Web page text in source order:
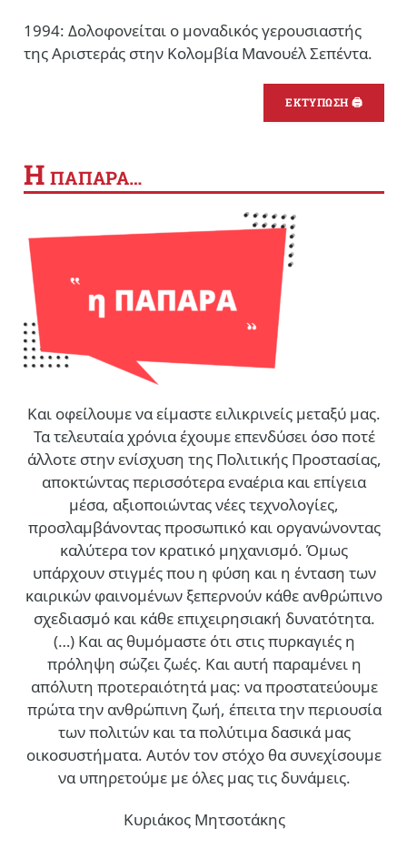
1994: Δολοφονείται ο μοναδικός γερουσιαστής
της Αριστεράς στην Κολομβία Μανουέλ Σεπέντα.
ΕΚΤΥΠΩΣΗ 🖨
Η ΠΑΠΑΡΑ…
Και οφείλουμε να είμαστε ειλικρινείς μεταξύ μας.
Τα τελευταία χρόνια έχουμε επενδύσει όσο ποτέ
άλλοτε στην ενίσχυση της Πολιτικής Προστασίας,
αποκτώντας περισσότερα εναέρια και επίγεια
μέσα, αξιοποιώντας νέες τεχνολογίες,
προσλαμβάνοντας προσωπικό και οργανώνοντας
καλύτερα τον κρατικό μηχανισμό. Όμως
υπάρχουν στιγμές που η φύση και η ένταση των
καιρικών φαινομένων ξεπερνούν κάθε ανθρώπινο
σχεδιασμό και κάθε επιχειρησιακή δυνατότητα.
(…) Και ας θυμόμαστε ότι στις πυρκαγιές η
πρόληψη σώζει ζωές. Και αυτή παραμένει η
απόλυτη προτεραιότητά μας: να προστατεύουμε
πρώτα την ανθρώπινη ζωή, έπειτα την περιουσία
των πολιτών και τα πολύτιμα δασικά μας
οικοσυστήματα. Αυτόν τον στόχο θα συνεχίσουμε
να υπηρετούμε με όλες μας τις δυνάμεις.
Κυριάκος Μητσοτάκης